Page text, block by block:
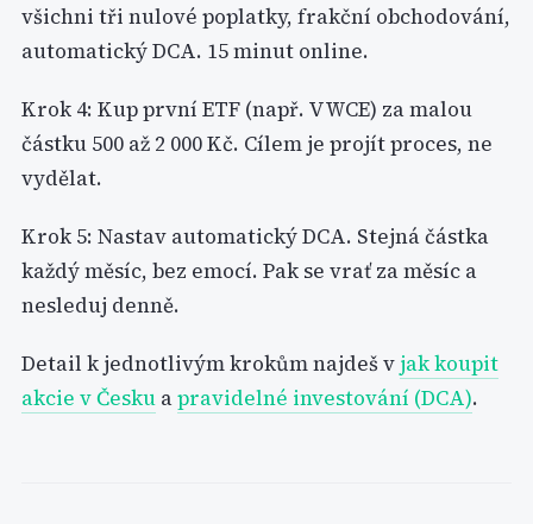
všichni tři nulové poplatky, frakční obchodování,
automatický DCA. 15 minut online.
Krok 4: Kup první ETF (např. VWCE) za malou
částku 500 až 2 000 Kč. Cílem je projít proces, ne
vydělat.
Krok 5: Nastav automatický DCA. Stejná částka
každý měsíc, bez emocí. Pak se vrať za měsíc a
nesleduj denně.
Detail k jednotlivým krokům najdeš v jak koupit
akcie v Česku apravidelné investování (DCA).